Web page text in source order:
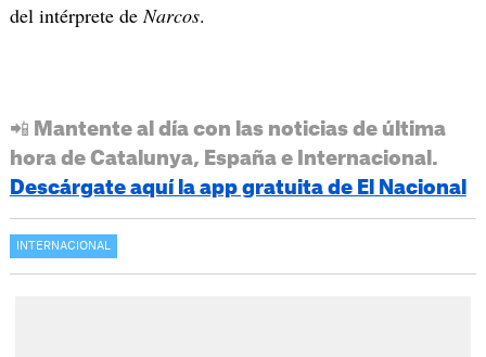
del intérprete deNarcos.
📲 Mantente al día con las noticias de última
hora de Catalunya, España e Internacional.
Descárgate aquí la app gratuita de El Nacional
INTERNACIONAL